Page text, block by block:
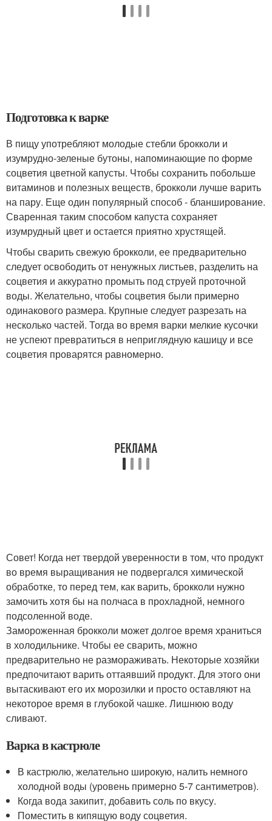
Подготовка к варке
В пищу употребляют молодые стебли брокколи и
изумрудно-зеленые бутоны, напоминающие по форме
соцветия цветной капусты. Чтобы сохранить побольше
витаминов и полезных веществ, брокколи лучше варить
на пару. Еще один популярный способ - бланширование.
Сваренная таким способом капуста сохраняет
изумрудный цвет и остается приятно хрустящей.
Чтобы сварить свежую брокколи, ее предварительно
следует освободить от ненужных листьев, разделить на
соцветия и аккуратно промыть под струей проточной
воды. Желательно, чтобы соцветия были примерно
одинакового размера. Крупные следует разрезать на
несколько частей. Тогда во время варки мелкие кусочки
не успеют превратиться в неприглядную кашицу и все
соцветия проварятся равномерно.
Совет! Когда нет твердой уверенности в том, что продукт
во время выращивания не подвергался химической
обработке, то перед тем, как варить, брокколи нужно
замочить хотя бы на полчаса в прохладной, немного
подсоленной воде.
Замороженная брокколи может долгое время храниться
в холодильнике. Чтобы ее сварить, можно
предварительно не размораживать. Некоторые хозяйки
предпочитают варить оттаявший продукт. Для этого они
вытаскивают его их морозилки и просто оставляют на
некоторое время в глубокой чашке. Лишнюю воду
сливают.
Варка в кастрюле
В кастрюлю, желательно широкую, налить немного
холодной воды (уровень примерно 5-7 сантиметров).
Когда вода закипит, добавить соль по вкусу.
Поместить в кипящую воду соцветия.